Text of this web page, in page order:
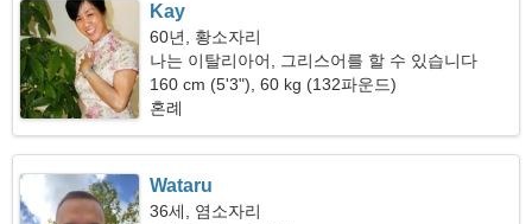
Kay
60년, 황소자리
나는 이탈리아어, 그리스어를 할 수 있습니다
160 cm (5'3"), 60 kg (132파운드)
혼례
Wataru
36세, 염소자리